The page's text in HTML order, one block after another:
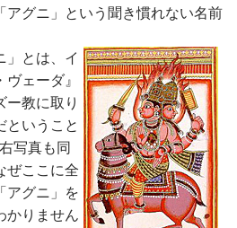
アグニ」という聞き慣れない名前
とは、イ
ェーダ』
ー教に取り
ということ
写真も同
ぜここに全
アグニ」を
かりません